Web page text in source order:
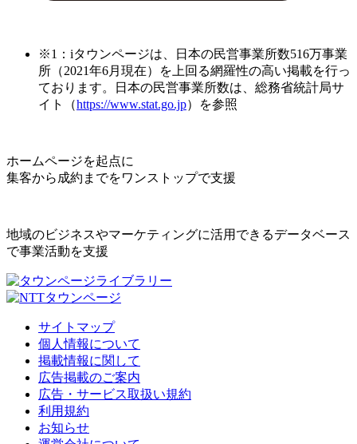
※1：iタウンページは、日本の民営事業所数516万事業
所（2021年6月現在）を上回る網羅性の高い掲載を行っ
ております。日本の民営事業所数は、総務省統計局サ
イト（https://www.stat.go.jp）を参照
ホームページを起点に
集客から成約までをワンストップで支援
地域のビジネスやマーケティングに活用できるデータベース
で事業活動を支援
サイトマップ
個人情報について
掲載情報に関して
広告掲載のご案内
広告・サービス取扱い規約
利用規約
お知らせ